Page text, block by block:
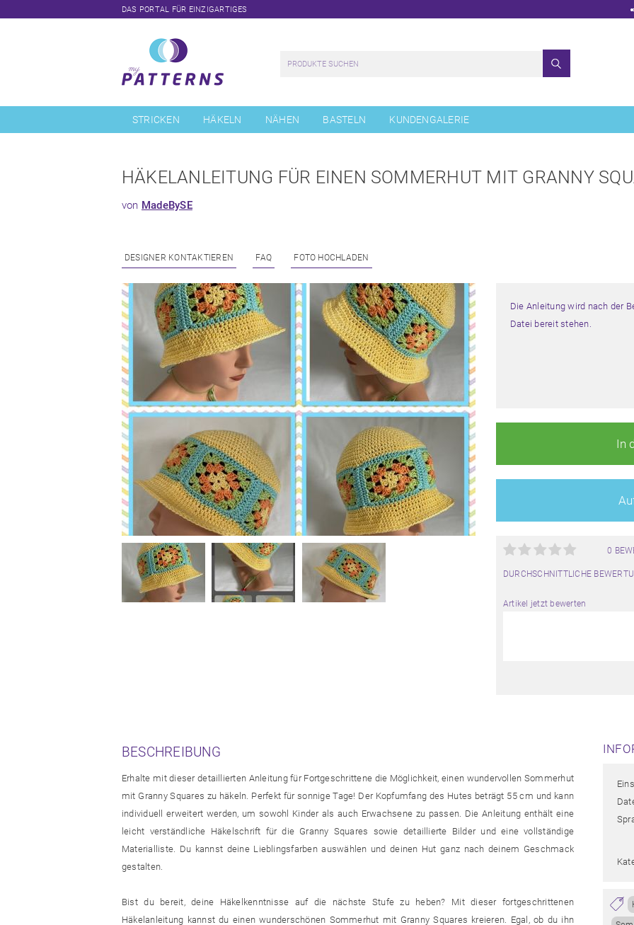
DAS PORTAL FÜR EINZIGARTIGES
überspringen
STRICKEN HÄKELN NÄHEN BASTELN KUNDENGALERIE
HÄKELANLEITUNG FÜR EINEN SOMMERHUT MIT GRANNY
von MadeBySE
DESIGNER KONTAKTIEREN FAQ FOTO HOCHLADEN
Die Anleitung wird nach der
Datei bereit stehen.
In
0
DURCHSCHNITTLICHE
Artikel jetzt bewerten
BESCHREIBUNG
Erhalte mit dieser detaillierten Anleitung für Fortgeschrittene die Möglichkeit, einen wundervollen Sommerhut
mit Granny Squares zu häkeln. Perfekt für sonnige Tage! Der Kopfumfang des Hutes beträgt 55 cm und kann
individuell erweitert werden, um sowohl Kinder als auch Erwachsene zu passen. Die Anleitung enthält eine
leicht verständliche Häkelschrift für die Granny Squares sowie detaillierte Bilder und eine vollständige
Materialliste. Du kannst deine Lieblingsfarben auswählen und deinen Hut ganz nach deinem Geschmack
gestalten.
Bist du bereit, deine Häkelkenntnisse auf die nächste Stufe zu heben? Mit dieser fortgeschrittenen
Häkelanleitung kannst du einen wunderschönen Sommerhut mit Granny Squares kreieren. Egal, ob du ihn